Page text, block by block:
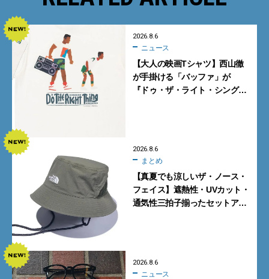
2026.8.6
ニュース
【大人の映画Tシャツ】西山徹
が手掛ける「バッファ」が
『ドゥ・ザ・ライト・シング』
2026.8.6
まとめ
【真夏でも涼しいザ・ノース・
フェイス】遮熱性・UVカット・
通気性三拍子揃ったセットアッ
2026.8.6
ニュース